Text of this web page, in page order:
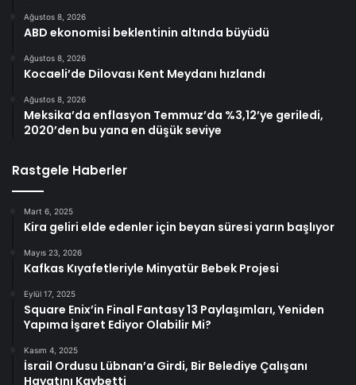
Ağustos 8, 2026
ABD ekonomisi beklentinin altında büyüdü
Ağustos 8, 2026
Kocaeli’de Dilovası Kent Meydanı hızlandı
Ağustos 8, 2026
Meksika’da enflasyon Temmuz’da %3,12’ye geriledi,
2020’den bu yana en düşük seviye
Rastgele Haberler
Mart 6, 2025
Kira geliri elde edenler için beyan süresi yarın başlıyor
Mayıs 23, 2026
Kafkas Kıyafetleriyle Minyatür Bebek Projesi
Eylül 17, 2025
Square Enix’in Final Fantasy 13 Paylaşımları, Yeniden
Yapıma İşaret Ediyor Olabilir Mi?
Kasım 4, 2025
İsrail Ordusu Lübnan’a Girdi, Bir Belediye Çalışanı
Hayatını Kaybetti